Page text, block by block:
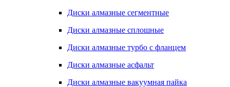
Диски алмазные сегментные
Диски алмазные сплошные
Диски алмазные турбо с фланцем
Диски алмазные асфальт
Диски алмазные вакуумная пайка